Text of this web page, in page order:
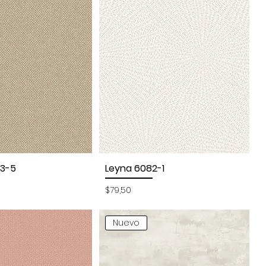
rápida
5 Vista rápida
Leyna 6082-1
Precio
$79,50
Nuevo